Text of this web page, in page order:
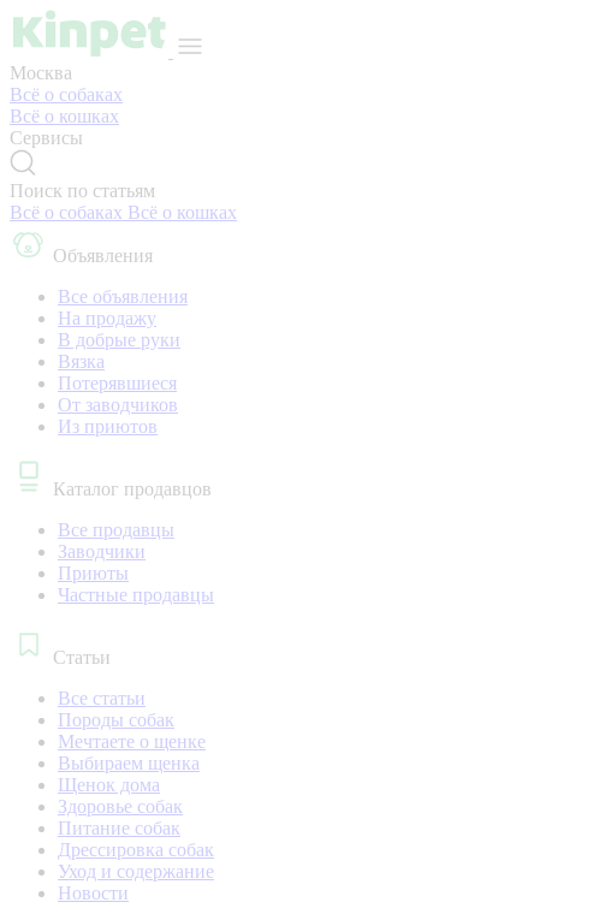
Москва
Всё о собаках
Всё о кошках
Сервисы
Поиск по статьям
Всё о собаках Всё о кошках
Объявления
Все объявления
На продажу
В добрые руки
Вязка
Потерявшиеся
От заводчиков
Из приютов
Каталог продавцов
Все продавцы
Заводчики
Приюты
Частные продавцы
Статьи
Все статьи
Породы собак
Мечтаете о щенке
Выбираем щенка
Щенок дома
Здоровье собак
Питание собак
Дрессировка собак
Уход и содержание
Новости